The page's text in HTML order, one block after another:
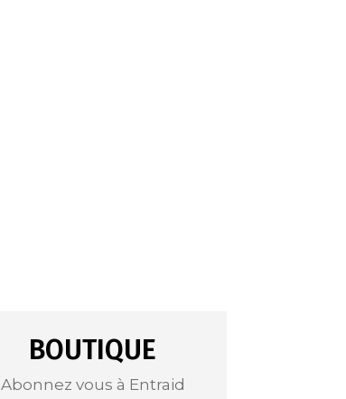
BOUTIQUE
Abonnez vous à Entraid